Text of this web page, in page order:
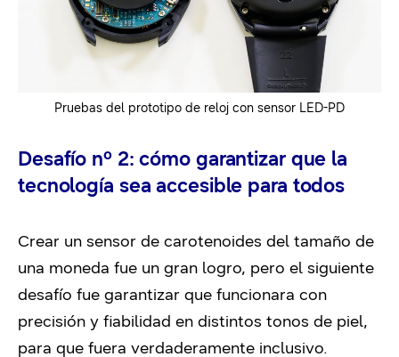
Pruebas del prototipo de reloj con sensor LED-PD
Desafío nº 2: cómo garantizar que la
tecnología sea accesible para todos
Crear un sensor de carotenoides del tamaño de
una moneda fue un gran logro, pero el siguiente
desafío fue garantizar que funcionara con
precisión y fiabilidad en distintos tonos de piel,
para que fuera verdaderamente inclusivo.